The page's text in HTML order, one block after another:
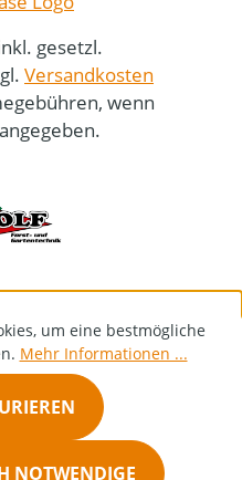
gesetzl.
Versandkosten
wenn
um eine bestmögliche
Mehr Informationen ...
NOTWENDIGE